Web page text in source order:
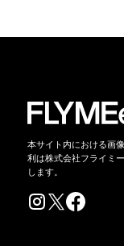
本サイト内における画
利は株式会社フライミ
します。